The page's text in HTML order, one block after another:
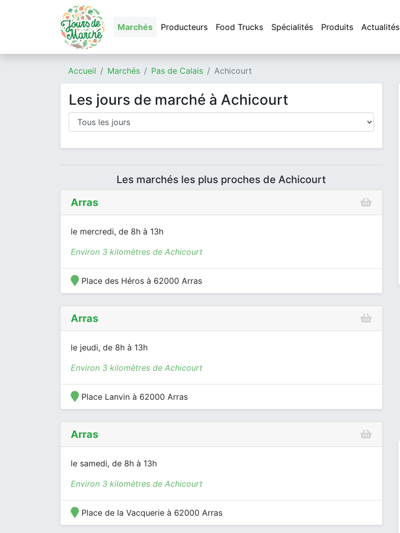
Marchés Producteurs Food Trucks Spécialités Produits Actualités
Accueil Marchés Pas de Calais Achicourt
Les jours de marché à Achicourt
Les marchés les plus proches de Achicourt
Arras
le mercredi, de 8h à 13h
Environ 3 kilomètres de Achicourt
Place des Héros à 62000 Arras
Arras
le jeudi, de 8h à 13h
Environ 3 kilomètres de Achicourt
Place Lanvin à 62000 Arras
Arras
le samedi, de 8h à 13h
Environ 3 kilomètres de Achicourt
Place de la Vacquerie à 62000 Arras